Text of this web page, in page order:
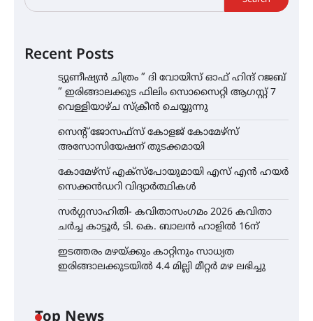
Recent Posts
ട്യുണീഷ്യൻ ചിത്രം ” ദി വോയിസ് ഓഫ് ഹിന്ദ് റജബ്
” ഇരിങ്ങാലക്കുട ഫിലിം സൊസൈറ്റി ആഗസ്റ്റ് 7
വെള്ളിയാഴ്ച സ്‌ക്രീൻ ചെയ്യുന്നു
സെന്റ് ജോസഫ്സ് കോളജ് കോമേഴ്‌സ്
അസോസിയേഷന് തുടക്കമായി
കോമേഴ്സ് എക്സ്പോയുമായി എസ് എൻ ഹയർ
സെക്കൻഡറി വിദ്യാർത്ഥികൾ
സർഗ്ഗസാഹിതി- കവിതാസംഗമം 2026 കവിതാ
ചർച്ച കാട്ടൂർ, ടി. കെ. ബാലൻ ഹാളിൽ 16ന്
ഇടത്തരം മഴയ്ക്കും കാറ്റിനും സാധ്യത
ഇരിങ്ങാലക്കുടയിൽ 4.4 മില്ലി മീറ്റർ മഴ ലഭിച്ചു